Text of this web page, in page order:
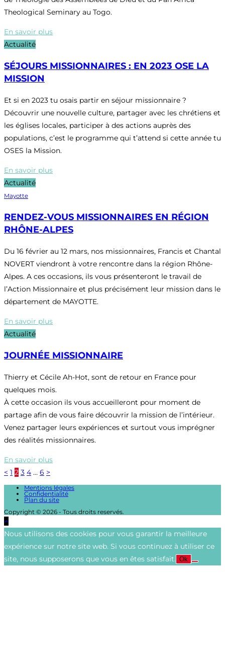
Theological Seminary au Togo.
En savoir plus
Actualité
SÉJOURS MISSIONNAIRES : EN 2023 OSE LA
MISSION
Et si en 2023 tu osais partir en séjour missionnaire ?
Découvrir une nouvelle culture, partager avec les chrétiens et
les églises locales, participer à des actions auprès des
populations, c’est le programme qui t’attend si cette année tu
OSES la Mission.
En savoir plus
Actualité
Mayotte
RENDEZ-VOUS MISSIONNAIRES EN RÉGION
RHÔNE-ALPES
Du 16 février au 12 mars, nos missionnaires, Francis et Chantal
NOVERT viendront à votre rencontre dans la région Rhône-
Alpes. A ces occasions, ils vous présenteront le travail de
l’Action Missionnaire et plus précisément leur mission dans le
département de MAYOTTE.
En savoir plus
Actualité
JOURNÉE MISSIONNAIRE
Thierry et Cécile Ah-Hot, sont de retour en France pour
quelques mois.
À cette occasion ils vous accueilleront pour moment de
partage afin de vous faire découvrir la mission de l’intérieur.
Venez partager leurs expériences et surtout vous imprégner
des réalités missionnaires.
En savoir plus
< 1 2 3 4 … 6 >
Mentions légales
Confidentialité
Plan du site
Copyright © 2026 - Tous droits reservés.
Nous utilisons des cookies pour vous garantir la meilleure
expérience sur notre site web. Si vous continuez à utiliser ce
site, nous supposerons que vous en êtes satisfait. Ok